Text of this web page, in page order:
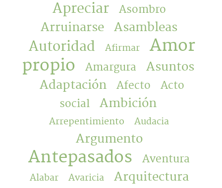
Apreciar Asombro
Arruinarse Asambleas
Autoridad Afirmar
Amor
propio
Amargura
Asuntos
Adaptación
Afecto
Acto
social
Ambición
Arrepentimiento Audacia
Argumento
Antepasados Aventura
Alabar Avaricia Arquitectura